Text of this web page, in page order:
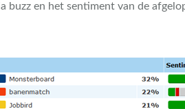
buzz en het sentiment van de